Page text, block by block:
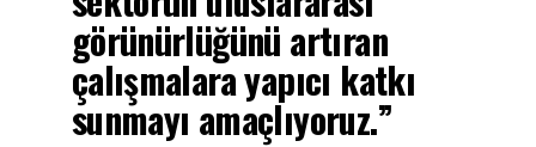
görünürlüğünü artıran
çalışmalara yapıcı katkı
sunmayı amaçlıyoruz.”